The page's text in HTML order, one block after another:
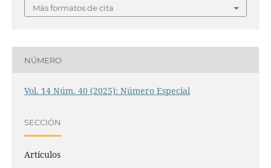
Más formatos de cita
NÚMERO
Vol. 14 Núm. 40 (2025): Número Especial
SECCIÓN
Artículos